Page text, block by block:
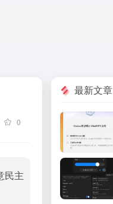
0
民主
最新文章